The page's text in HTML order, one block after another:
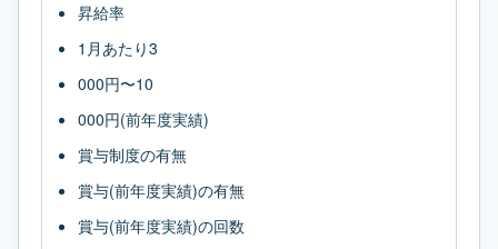
昇給率
1月あたり3
000円〜10
000円(前年度実績)
賞与制度の有無
賞与(前年度実績)の有無
賞与(前年度実績)の回数